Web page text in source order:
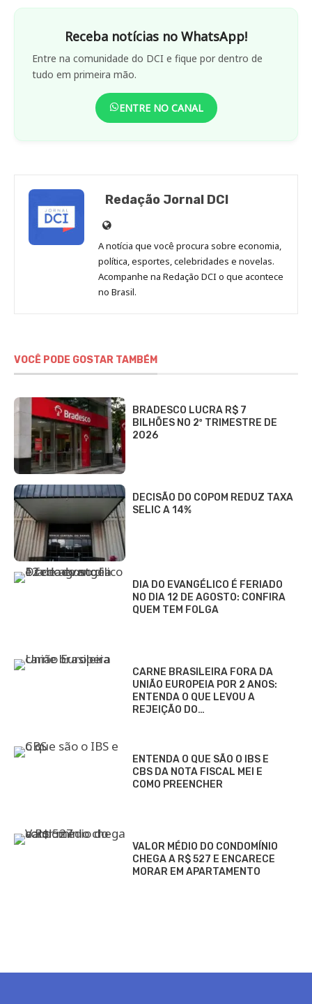
Receba notícias no WhatsApp!
Entre na comunidade do DCI e fique por dentro de
tudo em primeira mão.
ENTRE NO CANAL
Redação Jornal DCI
Site
de
Redação
Jornal
DCI
A notícia que você procura sobre economia,
política, esportes, celebridades e novelas.
Acompanhe na Redação DCI o que acontece
no Brasil.
VOCÊ PODE GOSTAR TAMBÉM
BRADESCO LUCRA R$ 7
BILHÕES NO 2º TRIMESTRE DE
2026
DECISÃO DO COPOM REDUZ TAXA
SELIC A 14%
DIA DO EVANGÉLICO É FERIADO
NO DIA 12 DE AGOSTO: CONFIRA
QUEM TEM FOLGA
CARNE BRASILEIRA FORA DA
UNIÃO EUROPEIA POR 2 ANOS:
ENTENDA O QUE LEVOU A
REJEIÇÃO DO…
ENTENDA O QUE SÃO O IBS E
CBS DA NOTA FISCAL MEI E
COMO PREENCHER
VALOR MÉDIO DO CONDOMÍNIO
CHEGA A R$ 527 E ENCARECE
MORAR EM APARTAMENTO